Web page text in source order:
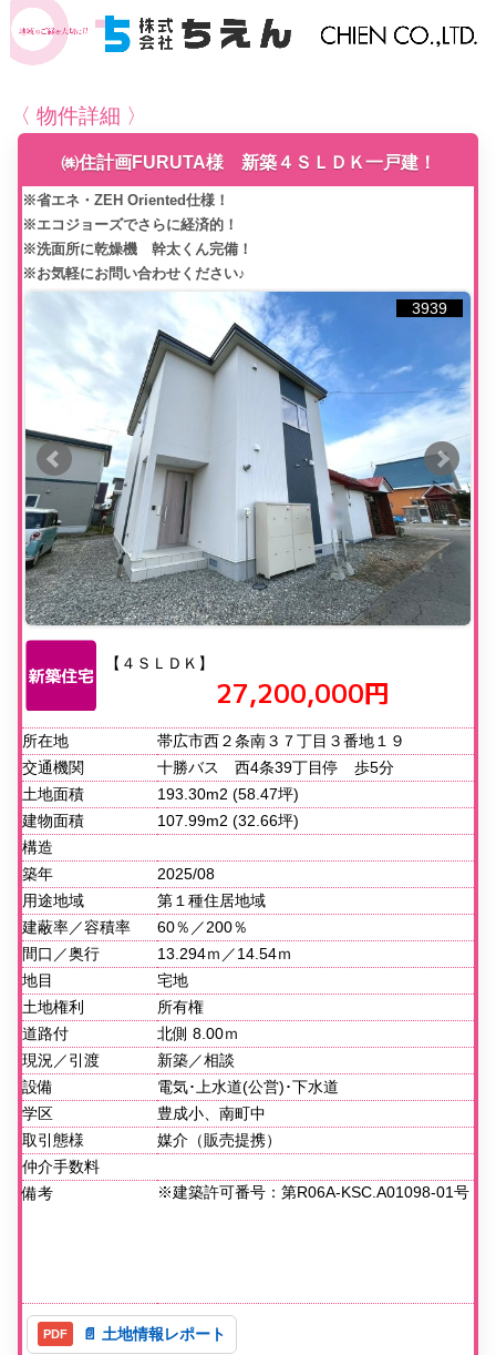
〈 物件詳細 〉
㈱住計画FURUTA様 新築４ＳＬＤＫ一戸建！
※省エネ・ZEH Oriented仕様！
※エコジョーズでさらに経済的！
※洗面所に乾燥機 幹太くん完備！
※お気軽にお問い合わせください♪
3939
【４ＳＬＤＫ】
27,200,000円
所在地
帯広市西２条南３７丁目３番地１９
交通機関
十勝バス 西4条39丁目停 歩5分
土地面積
193.30m2 (58.47坪)
建物面積
107.99m2 (32.66坪)
構造
築年
2025/08
用途地域
第１種住居地域
建蔽率／容積率
60％／200％
間口／奥行
13.294ｍ／14.54ｍ
地目
宅地
土地権利
所有権
道路付
北側 8.00ｍ
現況／引渡
新築／相談
設備
電気･上水道(公営)･下水道
学区
豊成小、南町中
取引態様
媒介（販売提携）
仲介手数料
備考
※建築許可番号：第R06A-KSC.A01098-01号
📄 土地情報レポート